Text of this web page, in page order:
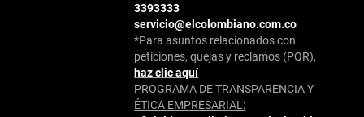
3393333
servicio@elcolombiano.com.co
*Para asuntos relacionados con
peticiones, quejas y reclamos (PQR),
haz clic aquí
PROGRAMA DE TRANSPARENCIA Y
ÉTICA EMPRESARIAL: